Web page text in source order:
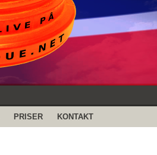
PRISER KONTAKT